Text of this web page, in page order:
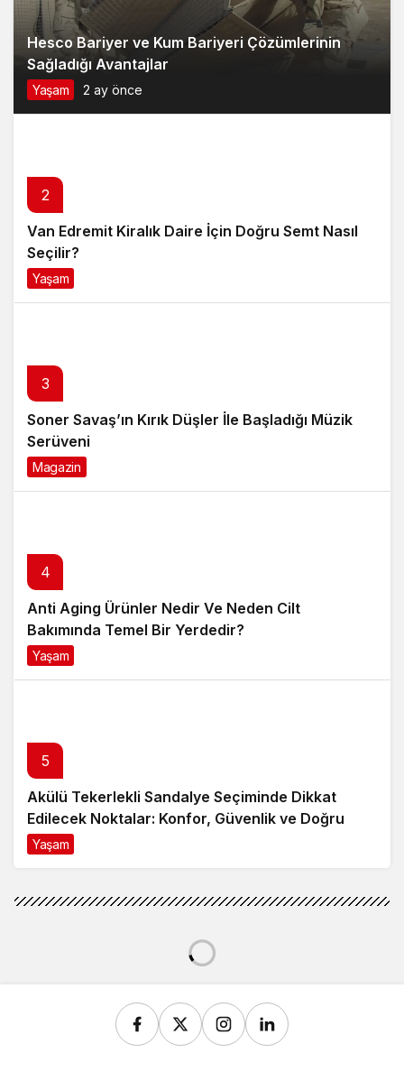
Hesco Bariyer ve Kum Bariyeri Çözümlerinin
Sağladığı Avantajlar
Yaşam 2 ay önce
2
Van Edremit Kiralık Daire İçin Doğru Semt Nasıl
Seçilir?
Yaşam
3
Soner Savaş’ın Kırık Düşler İle Başladığı Müzik
Serüveni
Magazin
4
Anti Aging Ürünler Nedir Ve Neden Cilt
Bakımında Temel Bir Yerdedir?
Yaşam
5
Akülü Tekerlekli Sandalye Seçiminde Dikkat
Edilecek Noktalar: Konfor, Güvenlik ve Doğru
Model Tercihi
Yaşam